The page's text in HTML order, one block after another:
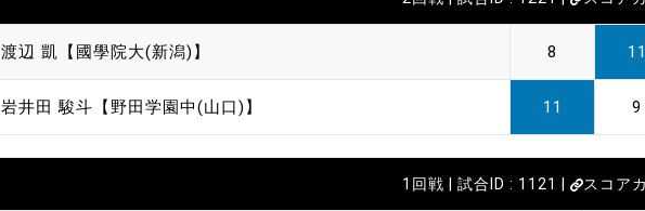
渡辺 凱【國學院大(新潟)】 8 11
岩井田 駿斗【野田学園中(山口)】 11 9
1回戦 | 試合ID : 1121 | スコア